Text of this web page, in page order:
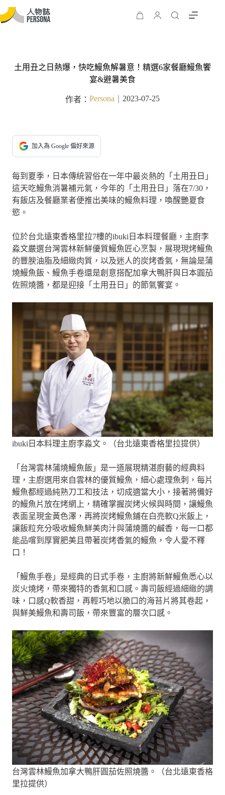
土用丑之日熱爆，快吃鰻魚解暑意！精選6家餐廳鰻魚饗
宴&避暑美食
作者： Persona 2023-07-25
加入為 Google 偏好來源
每到夏季，日本傳統習俗在一年中最炎熱的「土用丑日」
這天吃鰻魚消暑補元氣，今年的「土用丑日」落在7/30，
有飯店及餐廳業者便推出美味的鰻魚料理，喚醒艷夏食
慾。
位於台北遠東香格里拉7樓的ibuki日本料理餐廳，主廚李
淼文嚴選台灣雲林新鮮優質鰻魚匠心烹製，展現現烤鰻魚
的豐腴油脂及細緻肉質，以及迷人的炭烤香氣，無論是蒲
燒鰻魚飯、鰻魚手卷還是創意搭配加拿大鴨肝與日本圓茄
佐照燒醬，都是迎接「土用丑日」的節氣饗宴。
ibuki日本料理主廚李淼文。（台北遠東香格里拉提供）
「台灣雲林蒲燒鰻魚飯」是一道展現精湛廚藝的經典料
理，主廚選用來自雲林的優質鰻魚，細心處理魚刺，每片
鰻魚都經過純熟刀工和技法，切成適當大小，接著將備好
的鰻魚片放在烤網上，精確掌握炭烤火候與時間，讓鰻魚
表面呈現金黃色澤，再將炭烤鰻魚鋪在白亮軟Q米飯上，
讓飯粒充分吸收鰻魚鮮美肉汁與蒲燒醬的鹹香，每一口都
能品嚐到厚實肥美且帶著炭烤香氣的鰻魚，令人愛不釋
口！
「鰻魚手卷」是經典的日式手卷，主廚將新鮮鰻魚悉心以
炭火燒烤，帶來獨特的香氣和口感。壽司飯經過細緻的調
味，口感Q軟香甜，再輕巧地以脆口的海苔片將其卷起，
與鮮美鰻魚和壽司飯，帶來豐富的層次口感。
台灣雲林鰻魚加拿大鴨肝圓茄佐照燒醬。（台北遠東香格
里拉提供）